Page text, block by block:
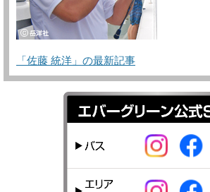
「佐藤 統洋」の最新記事